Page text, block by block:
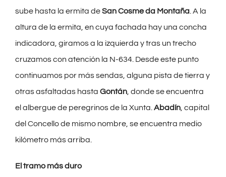
sube hasta la ermita deSan Cosme da Montaña. A la
altura de la ermita, en cuya fachada hay una concha
indicadora, giramos a la izquierda y tras un trecho
cruzamos con atención la N-634. Desde este punto
continuamos por más sendas, alguna pista de tierra y
otras asfaltadas hasta Gontán, donde se encuentra
el albergue de peregrinos de la Xunta.Abadín, capital
del Concello de mismo nombre, se encuentra medio
kilómetro más arriba.
El tramo más duro